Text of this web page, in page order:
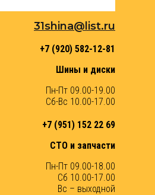
31shina@list.ru
+7 (920) 582-12-81
Шины и диски
Пн-Пт 09.00-19.00
Сб-Вс 10.00-17.00
+7 (951) 152 22 69
СТО и запчасти
Пн-Пт 09.00-18.00
Сб 10.00-17.00
Вс – выходной